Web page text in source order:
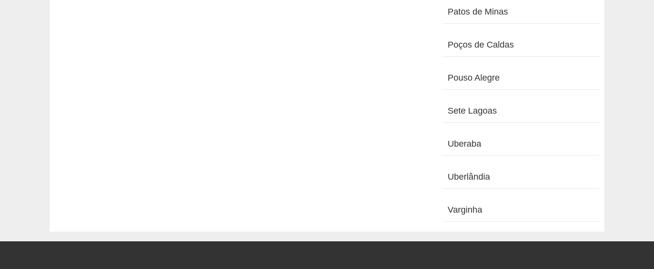
Patos de Minas
Poços de Caldas
Pouso Alegre
Sete Lagoas
Uberaba
Uberlândia
Varginha